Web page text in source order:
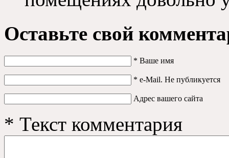
Оставьте свой
* Ваше имя
* e-Mail. Не публикуется
Адрес вашего сайта
* Текст комментария